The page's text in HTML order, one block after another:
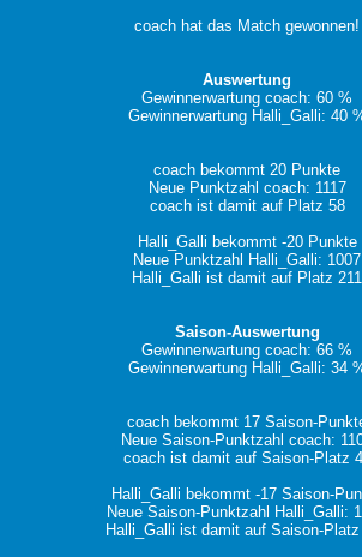
coach hat das Match gewonnen!
Auswertung
Gewinnerwartung coach: 60 %
Gewinnerwartung Halli_Galli: 40
coach bekommt 20 Punkte
Neue Punktzahl coach: 1117
coach ist damit auf Platz 58
Halli_Galli bekommt -20 Punkte
Neue Punktzahl Halli_Galli: 1007
Halli_Galli ist damit auf Platz 211
Saison-Auswertung
Gewinnerwartung coach: 66 %
Gewinnerwartung Halli_Galli: 34
coach bekommt 17 Saison-
Neue Saison-Punktzahl coach:
coach ist damit auf Saison-Platz
Halli_Galli bekommt -17 Saison-
Neue Saison-Punktzahl Halli_Galli:
Halli_Galli ist damit auf Saison-Platz